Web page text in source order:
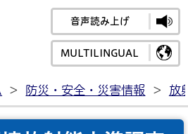
那珂市公式ホームペ
音声読み上げ
MULTILINGUAL
> 防災・安全・災害情報 > 放